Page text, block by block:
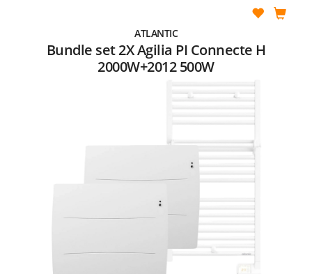
ATLANTIC
Bundle set 2X Agilia PI Connecte H
2000W+2012 500W